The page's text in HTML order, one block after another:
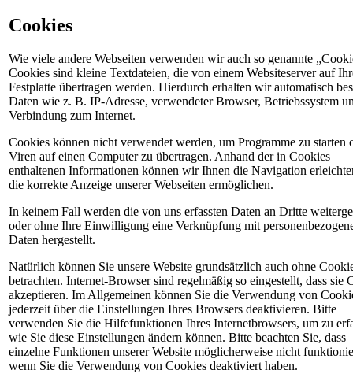
Cookies
Wie viele andere Webseiten verwenden wir auch so genannte
Cookies sind kleine Textdateien, die von einem Websiteserver auf
Festplatte übertragen werden. Hierdurch erhalten wir automatisch
Daten wie z. B. IP-Adresse, verwendeter Browser, Betriebssystem
Verbindung zum Internet.
Cookies können nicht verwendet werden, um Programme zu starten
Viren auf einen Computer zu übertragen. Anhand der in Cookies
enthaltenen Informationen können wir Ihnen die Navigation
die korrekte Anzeige unserer Webseiten ermöglichen.
In keinem Fall werden die von uns erfassten Daten an Dritte
oder ohne Ihre Einwilligung eine Verknüpfung mit
Daten hergestellt.
Natürlich können Sie unsere Website grundsätzlich auch ohne
betrachten. Internet-Browser sind regelmäßig so eingestellt, dass sie
akzeptieren. Im Allgemeinen können Sie die Verwendung von
jederzeit über die Einstellungen Ihres Browsers deaktivieren. Bitte
verwenden Sie die Hilfefunktionen Ihres Internetbrowsers, um zu
wie Sie diese Einstellungen ändern können. Bitte beachten Sie, dass
einzelne Funktionen unserer Website möglicherweise nicht
wenn Sie die Verwendung von Cookies deaktiviert haben.